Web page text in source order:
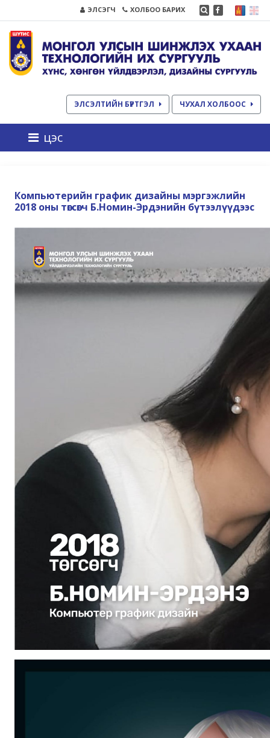
ЭЛСЭГЧ ХОЛБОО БАРИХ
ЭЛСЭЛТИЙН БҮРТГЭЛ ЧУХАЛ ХОЛБООС
цэс
Компьютерийн график дизайны мэргэжлийн
2018 оны төгсөгч Б.Номин-Эрдэнийн бүтээлүүдээс